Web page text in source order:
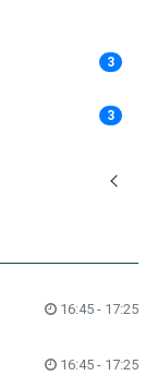
3
3
16:45 - 17:25
16:45 - 17:25